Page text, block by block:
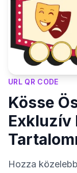
URL QR CODE
Kösse
Exkluzív
Hozza